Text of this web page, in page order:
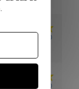
: 01/11/2020)
: 13/08/2020)